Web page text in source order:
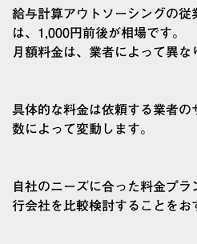
給与計算アウトソーシングの従
は、1,000円前後が相場です。
月額料金は、業者によって異な
具体的な料金は依頼する業者の
数によって変動します。
自社のニーズに合った料金プ
行会社を比較検討することをお